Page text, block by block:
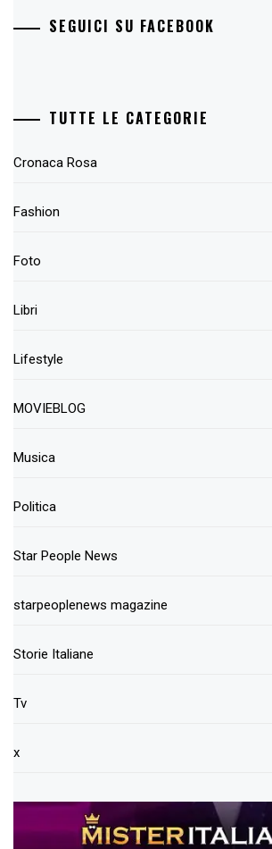
SEGUICI SU FACEBOOK
TUTTE LE CATEGORIE
Cronaca Rosa
Fashion
Foto
Libri
Lifestyle
MOVIEBLOG
Musica
Politica
Star People News
starpeoplenews magazine
Storie Italiane
Tv
x